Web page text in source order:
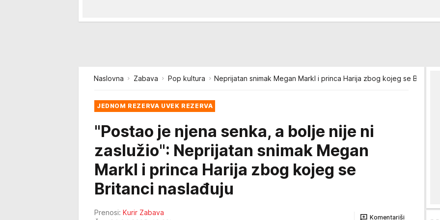
Naslovna Zabava Pop kultura Neprijatan snimak Megan Markl i princa Harija zbog kojeg se Britanci
JEDNOM REZERVA UVEK REZERVA
"Postao je njena senka, a bolje nije ni
zaslužio": Neprijatan snimak Megan
Markl i princa Harija zbog kojeg se
Britanci naslađuju
Prenosi: Kurir Zabava
Komentariši